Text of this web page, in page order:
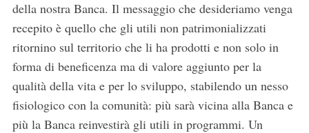
della nostra Banca. Il messaggio che desideriamo venga
recepito è quello che gli utili non patrimonializzati
ritornino sul territorio che li ha prodotti e non solo in
forma di beneficenza ma di valore aggiunto per la
qualità della vita e per lo sviluppo, stabilendo un nesso
fisiologico con la comunità: più sarà vicina alla Banca e
più la Banca reinvestirà gli utili in programmi. Un
S
e
a